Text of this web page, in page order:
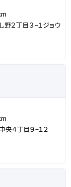
２丁目３−１ジョウ
４丁目９−１２